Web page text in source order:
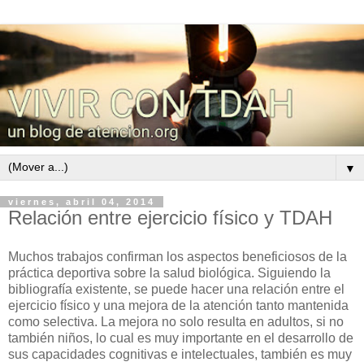
▼
viernes, abril 04, 2014
Relación entre ejercicio físico y TDAH
Muchos trabajos confirman los aspectos beneficiosos de la
práctica deportiva sobre la salud biológica. Siguiendo la
bibliografía existente, se puede hacer una relación entre el
ejercicio físico y una mejora de la atención tanto mantenida
como selectiva. La mejora no solo resulta en adultos, si no
también niños, lo cual es muy importante en el desarrollo de
sus capacidades cognitivas e intelectuales, también es muy